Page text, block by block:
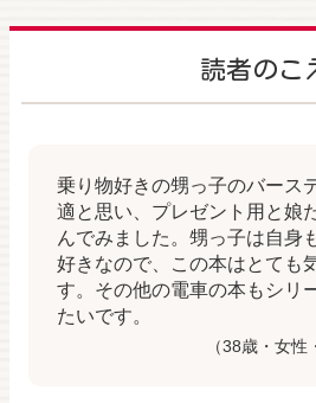
読者のこ
乗り物好きの甥っ子のバース
適と思い、プレゼント用と娘
んでみました。甥っ子は自身
好きなので、この本はとても
す。その他の電車の本もシリ
たいです。
（38歳・女性